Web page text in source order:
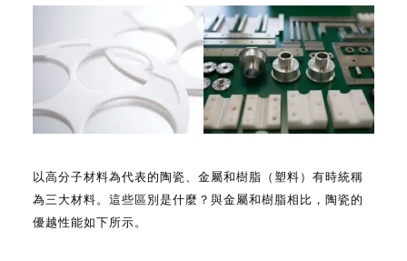
以高分子材料為代表的陶瓷、金屬和樹脂（塑料）有時統稱
為三大材料。 這些區別是什麼？ 與金屬和樹脂相比，陶瓷的
優越性能如下所示。